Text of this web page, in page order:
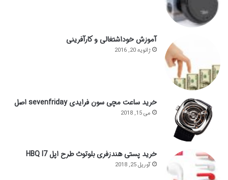
آموزش خوداشتغالی و کارآفرینی
ژانویه 20, 2016
خرید ساعت مچی سون فرایدی sevenfriday اصل
می 15, 2018
خرید پستی هندزفری بلوتوث طرح اپل HBQ I7
آوریل 25, 2018